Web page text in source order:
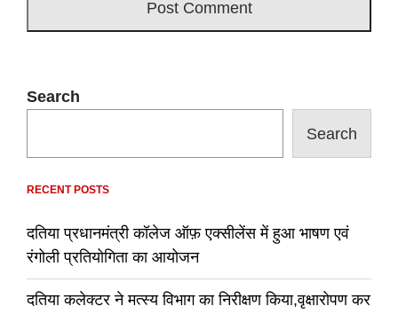
Search
Search
RECENT POSTS
दतिया प्रधानमंत्री कॉलेज ऑफ़ एक्सीलेंस में हुआ भाषण एवं
रंगोली प्रतियोगिता का आयोजन
दतिया कलेक्टर ने मत्स्य विभाग का निरीक्षण किया,वृक्षारोपण कर